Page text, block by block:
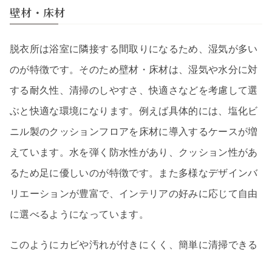
壁材・床材
脱衣所は浴室に隣接する間取りになるため、湿気が多い
のが特徴です。そのため壁材・床材は、湿気や水分に対
する耐久性、清掃のしやすさ、快適さなどを考慮して選
ぶと快適な環境になります。例えば具体的には、塩化ビ
ニル製のクッションフロアを床材に導入するケースが増
えています。水を弾く防水性があり、クッション性があ
るため足に優しいのが特徴です。また多様なデザインバ
リエーションが豊富で、インテリアの好みに応じて自由
に選べるようになっています。
このようにカビや汚れが付きにくく、簡単に清掃できる